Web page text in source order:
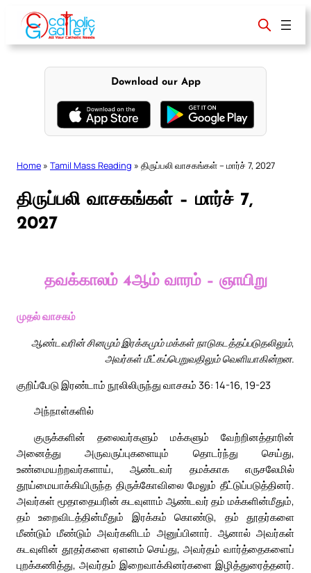
content
Download our App
Home » Tamil Mass Reading » திருப்பலி வாசகங்கள் – மார்ச் 7, 2027
திருப்பலி வாசகங்கள் – மார்ச் 7,
2027
தவக்காலம் 4ஆம் வாரம் – ஞாயிறு
முதல் வாசகம்
ஆண்டவரின் சினமும் இரக்கமும் மக்கள் நாடுகடத்தப்படுதலிலும்,
அவர்கள் மீட்கப்பெறுவதிலும் வெளியாகின்றன.
குறிப்பேடு இரண்டாம் நூலிலிருந்து வாசகம் 36: 14-16, 19-23
அந்நாள்களில்
குருக்களின் தலைவர்களும் மக்களும் வேற்றினத்தாரின்
அனைத்து அருவருப்புகளையும் தொடர்ந்து செய்து,
உண்மையற்றவர்களாய், ஆண்டவர் தமக்காக எருசலேமில்
தூய்மையாக்கியிருந்த திருக்கோவிலை மேலும் தீட்டுப்படுத்தினர்.
அவர்கள் மூதாதையரின் கடவுளாம் ஆண்டவர் தம் மக்களின்மீதும்,
தம் உறைவிடத்தின்மீதும் இரக்கம் கொண்டு, தம் தூதர்களை
மீண்டும் மீண்டும் அவர்களிடம் அனுப்பினார். ஆனால் அவர்கள்
கடவுளின் தூதர்களை ஏளனம் செய்து, அவர்தம் வார்த்தைகளைப்
புறக்கணித்து, அவர்தம் இறைவாக்கினர்களை இழித்துரைத்தனர்.